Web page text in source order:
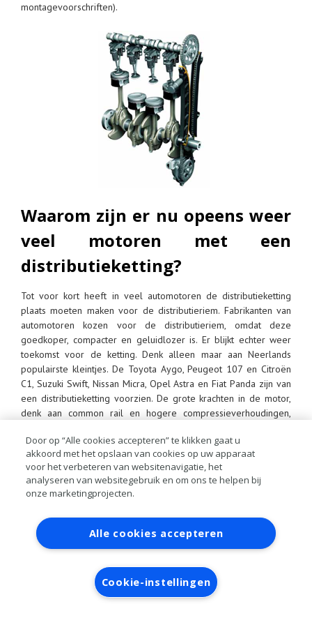
montagevoorschriften).
Waarom zijn er nu opeens weer
veel motoren met een
distributieketting?
Tot voor kort heeft in veel automotoren de distributieketting
plaats moeten maken voor de distributieriem. Fabrikanten van
automotoren kozen voor de distributieriem, omdat deze
goedkoper, compacter en geluidlozer is. Er blijkt echter weer
toekomst voor de ketting. Denk alleen maar aan Neerlands
populairste kleintjes. De Toyota Aygo, Peugeot 107 en Citroën
C1, Suzuki Swift, Nissan Micra, Opel Astra en Fiat Panda zijn van
een distributieketting voorzien. De grote krachten in de motor,
denk aan common rail en hogere compressieverhoudingen,
maken van een distributieketting in plaats van een riem, worden
deze krachten beter verdragen en verwerkt. Bovendien wordt
er in het motorcompartiment ruimte bespaard om meer plaats
te bieden voor secundaire componenten. Daarnaast biedt de
distributieketting, zeker kostentechnisch, meer voordelen. Ten
opzichte van de distributieriem heeft de distributieketting veel
minder frequent onderhoud nodig.
Contact Account aanvragen
Inloggen
RAI bestanden
Privacy
Algemene
voorwaarden
Verwerkersovereenkomst
Door op “Alle cookies accepteren” te klikken gaat u
akkoord met het opslaan van cookies op uw apparaat
voor het verbeteren van websitenavigatie, het
analyseren van websitegebruik en om ons te helpen bij
onze marketingprojecten.
Alle cookies accepteren
Cookie-instellingen